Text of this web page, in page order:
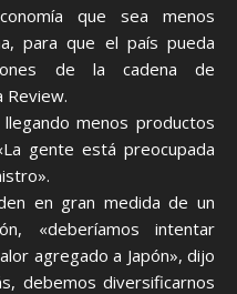
que sea menos
para que el país pueda
de la cadena de
Review.
menos productos
gente está preocupada
en gran medida de un
«deberíamos intentar
agregado a Japón», dijo
debemos diversificarnos